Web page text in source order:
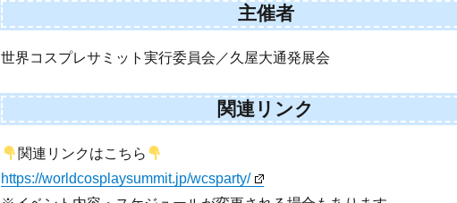
主催者
世界コスプレサミット実行委員会／久屋大通発展会
関連リンク
関連リンクはこちら
https://worldcosplaysummit.jp/wcsparty/